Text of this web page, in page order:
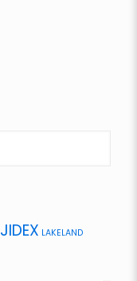
JIDEX LAKELAND